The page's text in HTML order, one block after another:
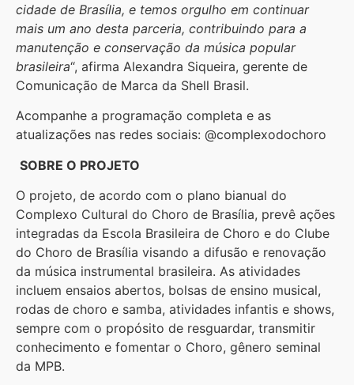
cidade de Brasília, e temos orgulho em continuar
mais um ano desta parceria, contribuindo para a
manutenção e conservação da música popular
brasileira“, afirma Alexandra Siqueira, gerente de
Comunicação de Marca da Shell Brasil.
Acompanhe a programação completa e as
atualizações nas redes sociais: @complexodochoro
SOBRE O PROJETO
O projeto, de acordo com o plano bianual do
Complexo Cultural do Choro de Brasília, prevê ações
integradas da Escola Brasileira de Choro e do Clube
do Choro de Brasília visando a difusão e renovação
da música instrumental brasileira. As atividades
incluem ensaios abertos, bolsas de ensino musical,
rodas de choro e samba, atividades infantis e shows,
sempre com o propósito de resguardar, transmitir
conhecimento e fomentar o Choro, gênero seminal
da MPB.